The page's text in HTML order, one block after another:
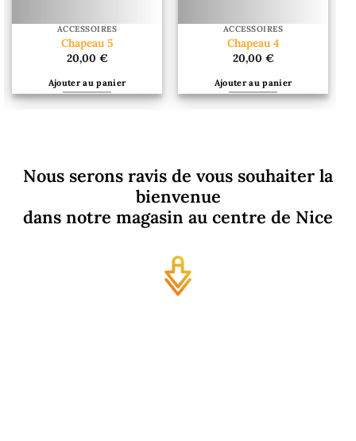
ACCESSOIRES
Chapeau 5
20,00 €
Ajouter au panier
ACCESSOIRES
Chapeau 4
20,00 €
Ajouter au panier
Nous serons ravis de vous souhaiter la
bienvenue
dans notre magasin au centre de Nice